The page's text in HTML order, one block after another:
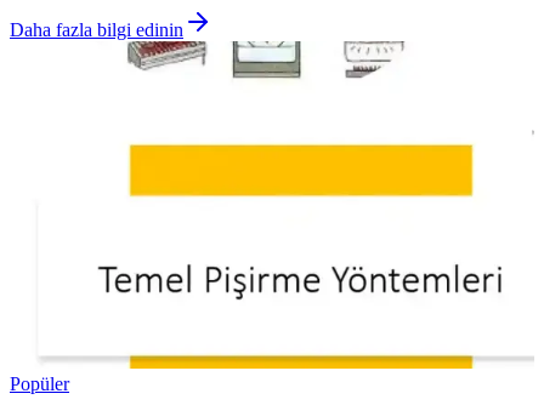
Daha fazla bilgi edinin
Popüler